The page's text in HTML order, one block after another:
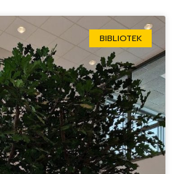
BIBLIOTEK